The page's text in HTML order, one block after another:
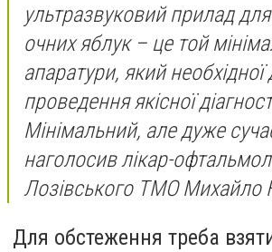
ультразвуковий прилад
очних яблук – це той
апаратури, який необхідної
проведення якісної
Мінімальний, але дуже
наголосив лікар-
Лозівського ТМО Михайло
Для обстеження треба